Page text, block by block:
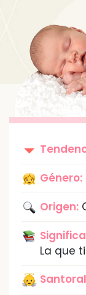
Género:
Origen:
La que